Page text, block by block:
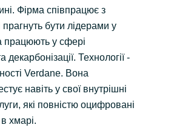
Фірма співпрацює з
прагнуть бути лідерами у
працюють у сфері
декарбонізації. Технології -
Verdane. Вона
навіть у свої внутрішні
які повністю оцифровані
хмарі.